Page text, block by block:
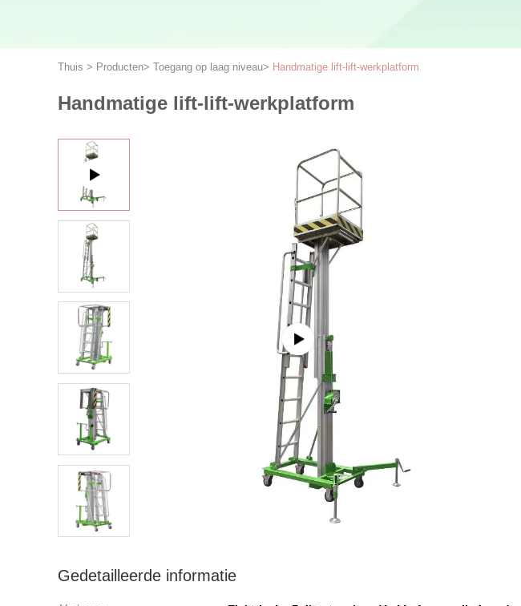
Thuis > Producten> Toegang op laag niveau> Handmatige lift-lift-werkplatform
Handmatige lift-lift-werkplatform
Gedetailleerde informatie